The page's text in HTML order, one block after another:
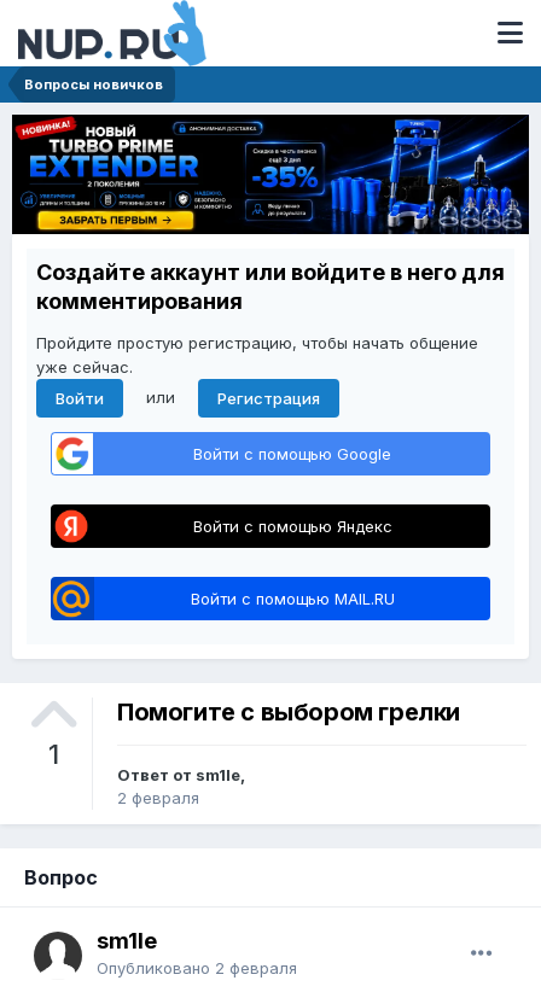
Вопросы новичков
Создайте аккаунт или войдите в него для
комментирования
Пройдите простую регистрацию, чтобы начать общение
уже сейчас.
Войти
или Регистрация
Войти с помощью Google
Войти с помощью Яндекс
Войти с помощью MAIL.RU
1
Помогите с выбором грелки
Ответ от sm1le,
2 февраля
Вопрос
sm1le
Опубликовано 2 февраля